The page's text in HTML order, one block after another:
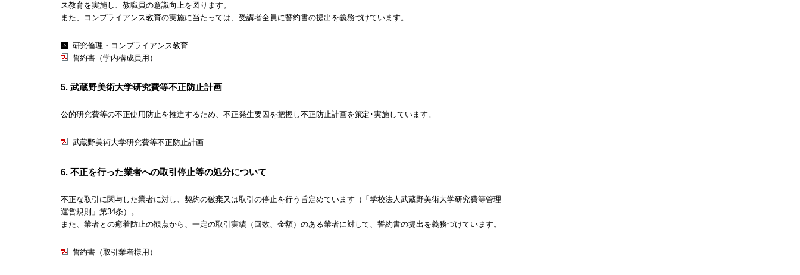
ス教育を実施し、教職員の意識向上を図ります。
また、コンプライアンス教育の実施に当たっては、受講者全員に誓約書の提出を義務づけています。
研究倫理・コンプライアンス教育
誓約書（学内構成員用）
5. 武蔵野美術大学研究費等不正防止計画
公的研究費等の不正使用防止を推進するため、不正発生要因を把握し不正防止計画を策定･実施しています。
武蔵野美術大学研究費等不正防止計画
6. 不正を行った業者への取引停止等の処分について
不正な取引に関与した業者に対し、契約の破棄又は取引の停止を行う旨定めています（「学校法人武蔵野美術大学研究費等管理
運営規則」第34条）。
また、業者との癒着防止の観点から、一定の取引実績（回数、金額）のある業者に対して、誓約書の提出を義務づけています。
誓約書（取引業者様用）